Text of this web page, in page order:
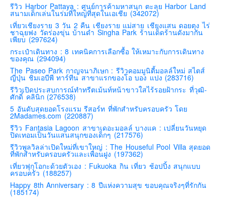
โปรตุเกส
สเปน
โครเอเชีย
สโลเวเนีย
มอนเตรเนโกร
บอสเนียและเฮอร์เซโกวีน่า
ญี่ปุ่น
คันโต-โตเกียวและรอบๆ
คันไซ-โอซาก้า เกียวโต
คิวชู – ฟุกุโอกะ ซางะ เปปปุ ยุฟุอิน นางาซากิ
ฟูจิ
ฮอกไกโด
เอเชีย
รีวิว Harbor Pattaya : ศูนย์การค้ามหาสนุก ตะลุย Harbor Land
สนามเด็กเล่นในร่มที่ใหญ่ที่สุดในเอเชีย (342072)
เที่ยวเชียงราย 3 วัน 2 คืน เชียงราย แม่สาย เชียงแสน ดอยตุง ไร่
ชาฉุยฟง วัดร่องขุ่น บ้านดำ Singha Park ร้านเด็ดร้านดังมากัน
เพียบ (297624)
กระเป๋าเดินทาง : 8 เทคนิคการเลือกซื้อ ให้เหมาะกับการเดินทาง
ของคุณ (294094)
The Paseo Park กาญจนาภิเษก : รีวิวคอมมูนิตี้มอลล์ใหม่ สไตส์
ญี่ปุ่น ชิมเอบีพี ทาร์ทีน สาขาแรกของโอ บอง แปง (283716)
รีวิวเปิดประสบการณ์ทำทรีตเม้นท์หน้าขาวใสไร้รอยฝ้ากระ ที่วุฒิ-
ศักดิ์ คลินิก (276538)
5 อันดับสุดยอดโรงแรม รีสอร์ท ที่พักสำหรับครอบครัว โดย
2Madames.com (220887)
รีวิว Fantasia Lagoon สาขาเดอะมอลล์ บางแค : เปลี่ยนวันหยุด
ปิดเทอมเป็นวันแสนสนุกของเด็กๆ (217576)
รีวิวพูลวิลล่าเปิดใหม่ที่เขาใหญ่ : The Houseful Pool Villa สุดยอด
ที่พักสำหรับครอบครัวและเพื่อนฝูง (197362)
เที่ยวฟุกุโอกะด้วยตัวเอง : Fukuoka กิน เที่ยว ช้อปปิ้ง สนุกแบบ
ครอบครัว (188257)
Happy 8th Anniversary : 8 ปีแห่งความสุข ขอบคุณจริงๆที่รักกัน
(185174)